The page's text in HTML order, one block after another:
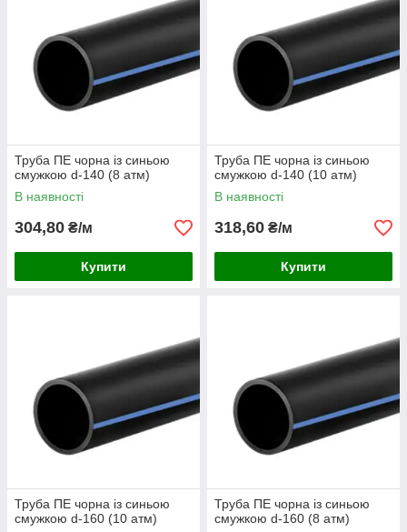
Труба ПЕ чорна із синьою
смужкою d-140 (8 атм)
В наявності
304,80 ₴/м
Купити
Труба ПЕ чорна із синьою
смужкою d-140 (10 атм)
В наявності
318,60 ₴/м
Купити
Труба ПЕ чорна із синьою
смужкою d-160 (10 атм)
Труба ПЕ чорна із синьою
смужкою d-160 (8 атм)